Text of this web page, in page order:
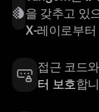
을 갖추고 있
X-레이로부
접근 코드
터 보호합